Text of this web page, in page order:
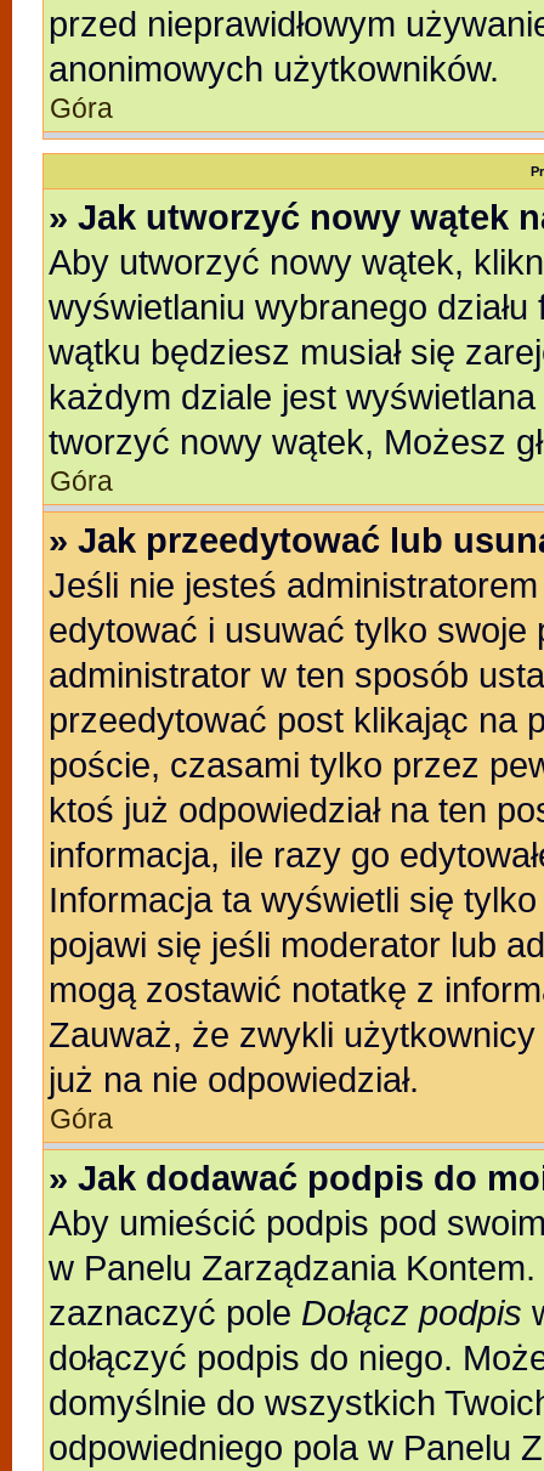
przed nieprawidłowym
anonimowych użytkowników.
Góra
» Jak utworzyć nowy wątek
Aby utworzyć nowy wątek,
wyświetlaniu wybranego
wątku będziesz musiał się
każdym dziale jest
tworzyć nowy wątek, Możesz
Góra
» Jak przeedytować lub
Jeśli nie jesteś
edytować i usuwać tylko swoje
administrator w ten sposób
przeedytować post klikając na
poście, czasami tylko przez
ktoś już odpowiedział na ten
informacja, ile razy go
Informacja ta wyświetli się
pojawi się jeśli moderator lub
mogą zostawić notatkę z
Zauważ, że zwykli
już na nie odpowiedział.
Góra
» Jak dodawać podpis do
Aby umieścić podpis pod
w Panelu Zarządzania
zaznaczyć pole Dołącz podpis
dołączyć podpis do niego.
domyślnie do wszystkich
odpowiedniego pola w Panelu